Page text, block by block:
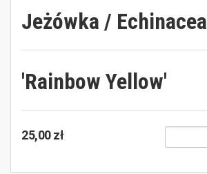
Jeżówka / Echinacea
'Rainbow Yellow'
25,00 zł